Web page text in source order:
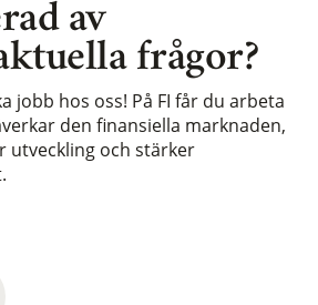
av
frågor?
jobb hos oss! På FI får du arbeta
den finansiella marknaden,
utveckling och stärker